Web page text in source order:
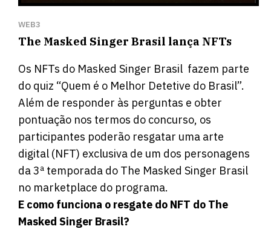
WEB3
The Masked Singer Brasil lança NFTs
Os NFTs do Masked Singer Brasil fazem parte
do quiz “Quem é o Melhor Detetive do Brasil”.
Além de responder às perguntas e obter
pontuação nos termos do concurso, os
participantes poderão resgatar uma arte
digital (NFT) exclusiva de um dos personagens
da 3ª temporada do The Masked Singer Brasil
no marketplace do programa.
E como funciona o resgate do NFT do The
Masked Singer Brasil?